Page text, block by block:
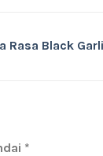
Rasa Black
*